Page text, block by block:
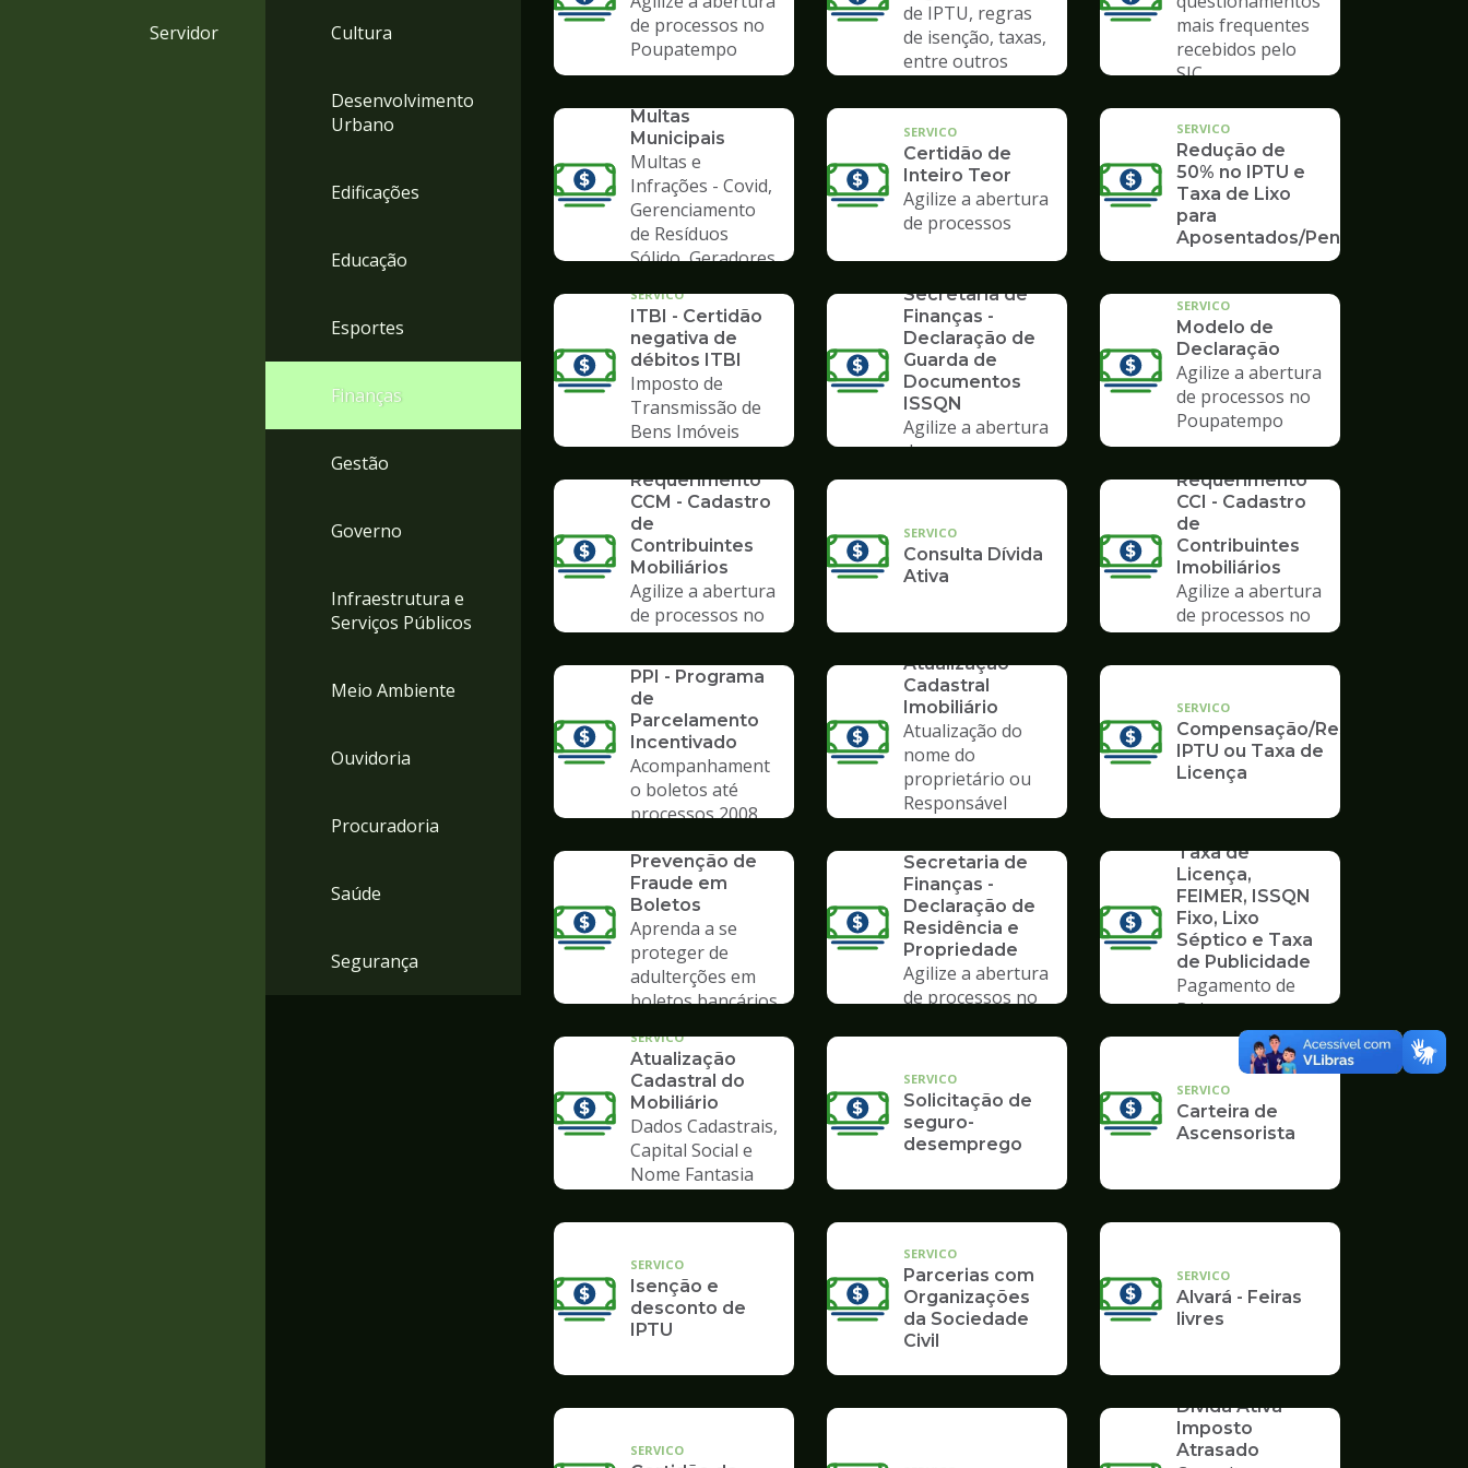
Servidor Cultura
Desenvolvimento
Urbano
Edificações
Educação
Esportes
Finanças
Gestão
Governo
Infraestrutura e
Serviços Públicos
Meio Ambiente
Ouvidoria
Procuradoria
Saúde
Segurança
de processos no
Poupatempo
de IPTU, regras
de isenção, taxas,
entre outros
mais frequentes
recebidos pelo
SIC
SERVICO
Multas
Municipais
Multas e
Infrações - Covid,
Gerenciamento
de Resíduos
Sólido, Geradores
SERVICO
Certidão de
Inteiro Teor
Agilize a abertura
de processos
SERVICO
Redução de
50% no IPTU e
Taxa de Lixo
para
Aposentados/Pensionistas
SERVICO
ITBI - Certidão
negativa de
débitos ITBI
Imposto de
Transmissão de
Bens Imóveis
Secretaria de
Finanças -
Declaração de
Guarda de
Documentos
ISSQN
Agilize a abertura
de processos no
Poupatempo
SERVICO
Modelo de
Declaração
Agilize a abertura
de processos no
Poupatempo
Requerimento
CCM - Cadastro
de
Contribuintes
Mobiliários
Agilize a abertura
de processos no
Poupatempo
SERVICO
Consulta Dívida
Ativa
Requerimento
CCI - Cadastro
de
Contribuintes
Imobiliários
Agilize a abertura
de processos no
Poupatempo
PPI - Programa
de
Parcelamento
Incentivado
Acompanhament
o boletos até
processos 2008
Atualização
Cadastral
Imobiliário
Atualização do
nome do
proprietário ou
Responsável
SERVICO
Compensação/Restituição
IPTU ou Taxa de
Licença
Prevenção de
Fraude em
Boletos
Aprenda a se
proteger de
adulterções em
boletos bancários
SERVICO
Secretaria de
Finanças -
Declaração de
Residência e
Propriedade
Agilize a abertura
de processos no
Taxa de
Licença,
FEIMER, ISSQN
Fixo, Lixo
Séptico e Taxa
de Publicidade
Pagamento de
Boleto
SERVICO
Atualização
Cadastral do
Mobiliário
Dados Cadastrais,
Capital Social e
Nome Fantasia
SERVICO
Solicitação de
seguro-
desemprego
SERVICO
Carteira de
Ascensorista
SERVICO
Isenção e
desconto de
IPTU
SERVICO
Parcerias com
Organizações
da Sociedade
Civil
SERVICO
Alvará - Feiras
livres
SERVICO
Dívida Ativa -
Imposto
Atrasado